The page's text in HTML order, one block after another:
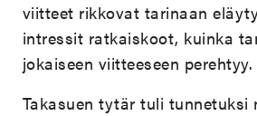
viitteet rikkovat tarinaan
intressit ratkaiskoot, kuinka
jokaiseen viitteeseen perehtyy.
Takasuen tytär tuli tunnetuksi